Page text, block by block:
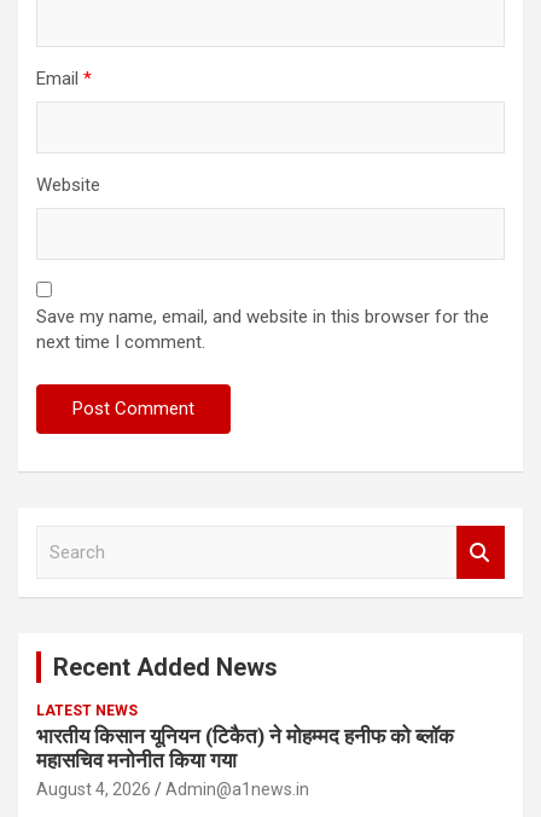
Email *
Website
Save my name, email, and website in this browser for the
next time I comment.
Recent Added News
LATEST NEWS
भारतीय किसान यूनियन (टिकैत) ने मोहम्मद हनीफ को ब्लॉक
महासचिव मनोनीत किया गया
August 4, 2026 Admin@a1news.in